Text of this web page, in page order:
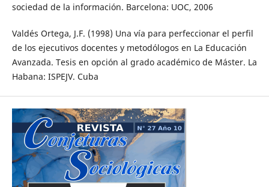
sociedad de la información. Barcelona: UOC, 2006
Valdés Ortega, J.F. (1998) Una vía para perfeccionar el perfil
de los ejecutivos docentes y metodólogos en La Educación
Avanzada. Tesis en opción al grado académico de Máster. La
Habana: ISPEJV. Cuba